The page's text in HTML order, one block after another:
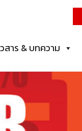
สาร & บทความ